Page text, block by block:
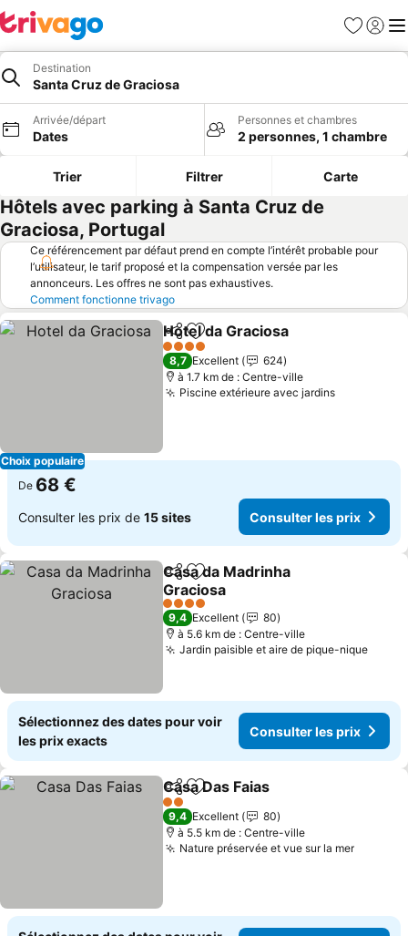
Favoris
Se
Destination
Santa Cruz de Graciosa
Arrivée/départ
Dates
Personnes et chambres
2 personnes, 1 chambre
Trier Filtrer Carte
Hôtels avec parking à Santa Cruz de
Graciosa, Portugal
Ce référencement par défaut prend en compte l’intérêt probable pour
l’utilisateur, le tarif proposé et la compensation versée par les
annonceurs. Les offres ne sont pas exhaustives.
Comment fonctionne trivago
Choix populaire
PartagerAjouter à mes favoris
Hotel da Graciosa
4 Étoiles
8,7 Excellent
624
à 1.7 km de : Centre-ville
Piscine extérieure avec jardinsConsulter
De 68 €
Consulter les prix de 15 sites Consulter les prix
PartagerAjouter à mes favoris
Casa da Madrinha
Graciosa
Consulter les prix
4 Étoiles
9,4 Excellent
80
à 5.6 km de : Centre-ville
Jardin paisible et aire de pique-nique
Sélectionnez des dates pour voir
les prix exacts
Consulter les prix
PartagerAjouter à mes favoris
Casa Das Faias
2 Étoiles
9,4 Excellent
80
à 5.5 km de : Centre-ville
Nature préservée et vue sur la mer